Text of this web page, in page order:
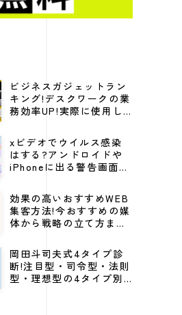
ビジネスガジェットラン
キング!デスクワークの業
務効率UP!実際に使用し
xビデオでウイルス感染
はする?アンドロイドや
iPhoneに出る警告画面の
説
効果の高いおすすめWEB
集客方法!今おすすめの媒
体から戦略の立て方まで
岡田斗司夫式4タイプ診
断!注目型・司令型・法則
型・理想型の4タイプ別